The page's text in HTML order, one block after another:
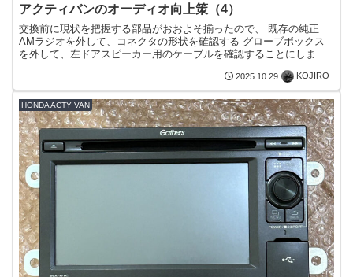
アクティバンのオーディオ向上策（4）
交換前に現状を把握する部品がおおよそ揃ったので、 既存の純正
AMラジオを外して、コネクタの形状を確認する グローブボックス
を外して、左ドアスピーカー用のケーブルを確認することにしまし
2025.10.29 KOJIRO
HONDA ACTY VAN